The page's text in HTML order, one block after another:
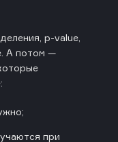
p-value,
А потом —
при